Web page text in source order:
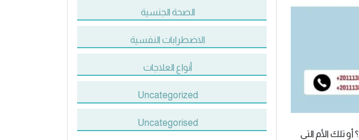
تلك الأم التي
الصحة الجنسية
الاضطرابات النفسية
أنواع العلاجات
Uncategorized
Uncategorised